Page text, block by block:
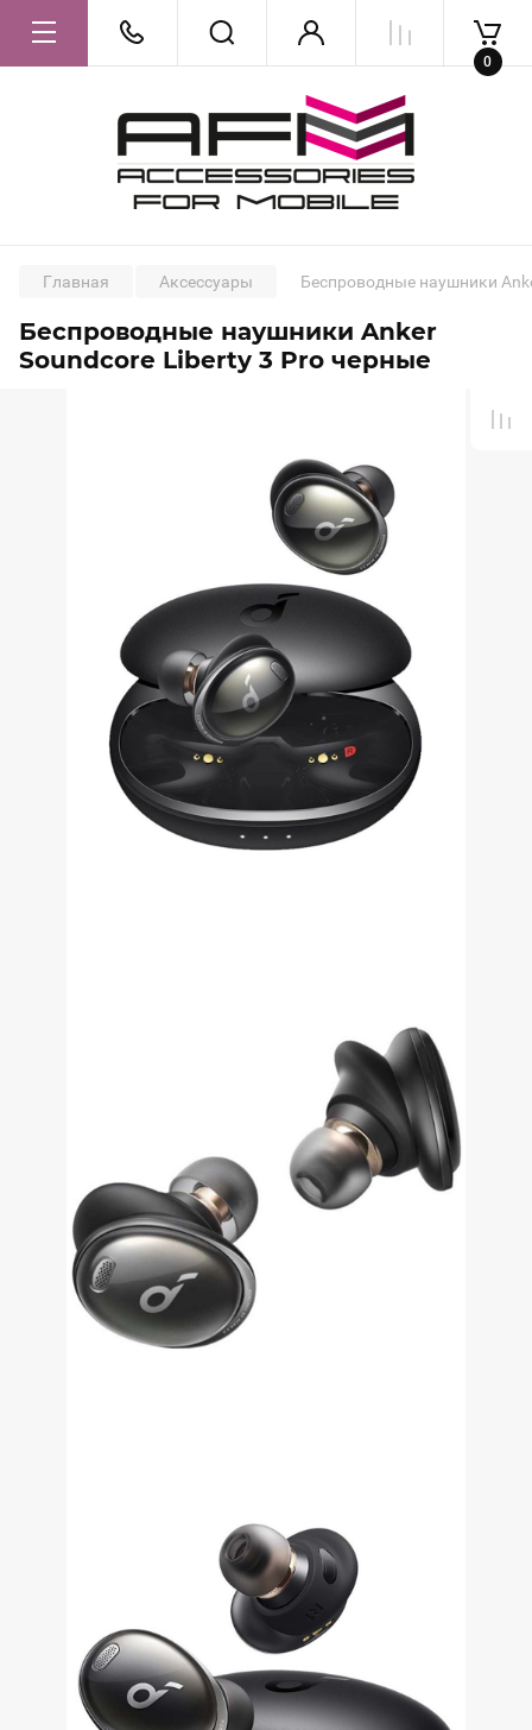
0
Главная Аксессуары Беспроводные наушники
Беспроводные наушники Anker
Soundcore Liberty 3 Pro черные